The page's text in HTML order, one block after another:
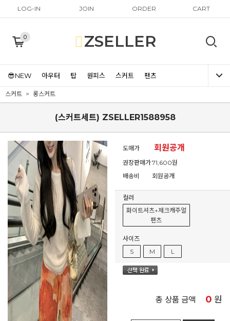
LOG-IN JOIN ORDER CART
0 ZSELLER
😎NEW 아우터 탑 원피스 스커트 팬츠
스커트 롱스커트
(스커트세트) ZSELLER1588958
도매가 회원공개
권장판매가71,600원
배송비
회원공개
컬러
화이트셔츠+체크캐주얼
팬츠
사이즈
S
M L
총 상품 금액 0 원